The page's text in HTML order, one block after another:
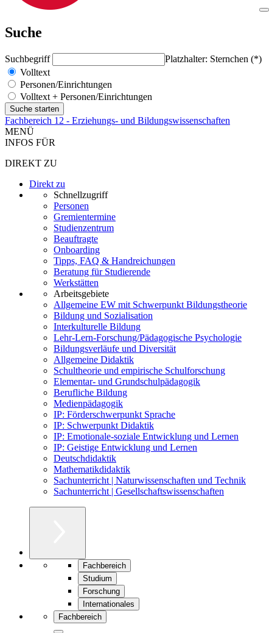
Suche
Suchbegriff
Platzhalter: Sternchen (*)
Volltext
Personen/Einrichtungen
Volltext + Personen/Einrichtungen
Fachbereich 12 - Erziehungs- und Bildungswissenschaften
MENÜ
INFOS FÜR
DIREKT ZU
Direkt zu
Schnellzugriff
Personen
Gremientermine
Studienzentrum
Beauftragte
Onboarding
Tipps, FAQ & Handreichungen
Beratung für Studierende
Werkstätten
Arbeitsgebiete
Allgemeine EW mit Schwerpunkt Bildungstheorie
Bildung und Sozialisation
Interkulturelle Bildung
Lehr-Lern-Forschung/Pädagogische Psychologie
Bildungsverläufe und Diversität
Allgemeine Didaktik
Schultheorie und empirische Schulforschung
Elementar- und Grundschulpädagogik
Berufliche Bildung
Medienpädagogik
IP: Förderschwerpunkt Sprache
IP: Schwerpunkt Didaktik
IP: Emotionale-soziale Entwicklung und Lernen
IP: Geistige Entwicklung und Lernen
Deutschdidaktik
Mathematikdidaktik
Sachunterricht | Naturwissenschaften und Technik
Sachunterricht | Gesellschaftswissenschaften
Fachbereich
Studium
Forschung
Internationales
Fachbereich